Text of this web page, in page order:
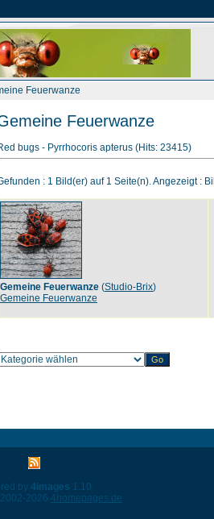
Feuerwanze
Feuerwanze
bugs - Pyrrhocoris apterus (Hits: 23415)
: 1 Bild(er) auf 1 Seite(n). Angezeigt :
Gemeine Feuerwanze (Studio-Brix)
Gemeine Feuerwanze
by 4images 1.10
2026 4homepages.de